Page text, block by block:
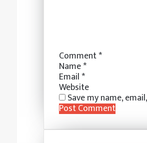
Comment*
Name*
Email*
Website
Save my name,